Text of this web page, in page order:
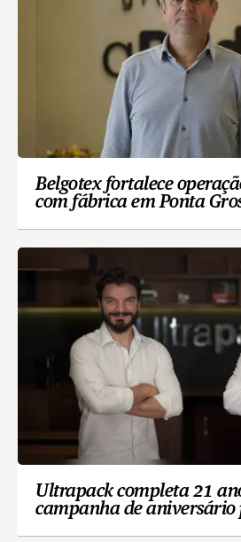
Belgotex fortalece
com fábrica em Ponta
Ultrapack completa 21
campanha de aniversário